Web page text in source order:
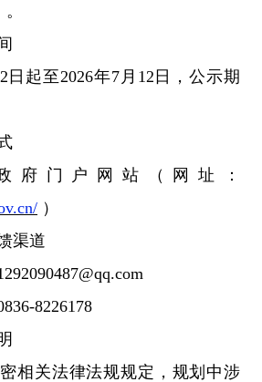
日起至2026年7月 12 日，公示期
府门户网站（网址：
）
渠道
@qq.com
836-8226178
相关法律法规规定，规划中涉